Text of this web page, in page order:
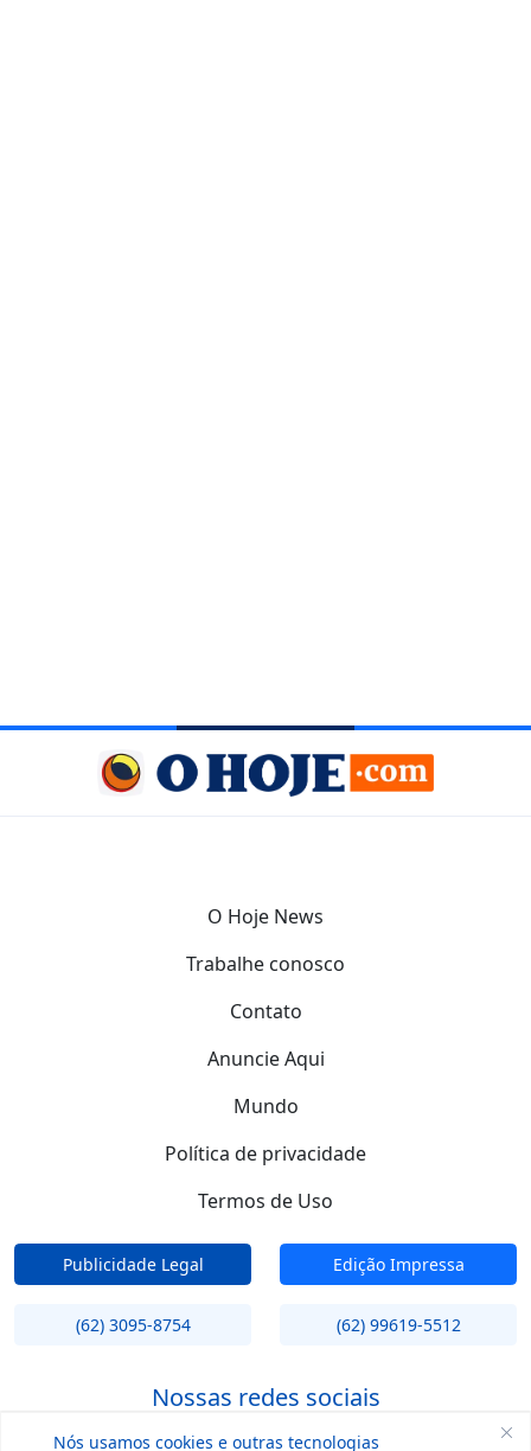
Nós usamos cookies e outras tecnologias
O Hoje News
Trabalhe conosco
Contato
Anuncie Aqui
Mundo
Política de privacidade
Termos de Uso
Publicidade Legal Edição Impressa
(62) 3095-8754 (62) 99619-5512
Nossas redes sociais